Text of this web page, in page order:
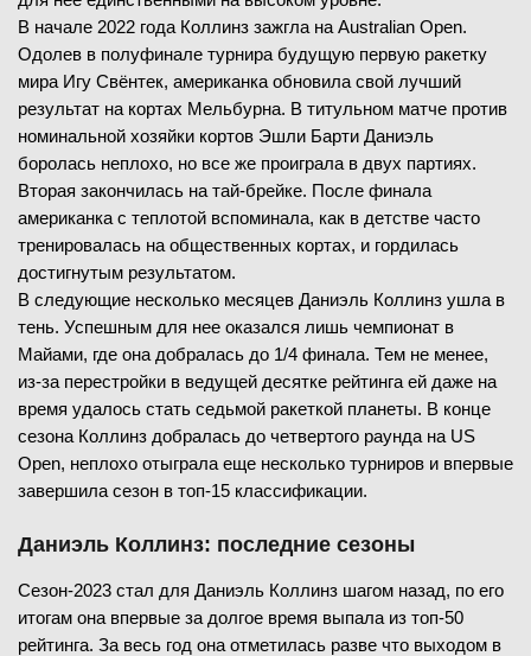
В начале 2022 года Коллинз зажгла на Australian Open.
Одолев в полуфинале турнира будущую первую ракетку
мира Игу Свёнтек, американка обновила свой лучший
результат на кортах Мельбурна. В титульном матче против
номинальной хозяйки кортов Эшли Барти Даниэль
боролась неплохо, но все же проиграла в двух партиях.
Вторая закончилась на тай-брейке. После финала
американка с теплотой вспоминала, как в детстве часто
тренировалась на общественных кортах, и гордилась
достигнутым результатом.
В следующие несколько месяцев Даниэль Коллинз ушла в
тень. Успешным для нее оказался лишь чемпионат в
Майами, где она добралась до 1/4 финала. Тем не менее,
из-за перестройки в ведущей десятке рейтинга ей даже на
время удалось стать седьмой ракеткой планеты. В конце
сезона Коллинз добралась до четвертого раунда на US
Open, неплохо отыграла еще несколько турниров и впервые
завершила сезон в топ-15 классификации.
Даниэль Коллинз: последние сезоны
Сезон-2023 стал для Даниэль Коллинз шагом назад, по его
итогам она впервые за долгое время выпала из топ-50
рейтинга. За весь год она отметилась разве что выходом в